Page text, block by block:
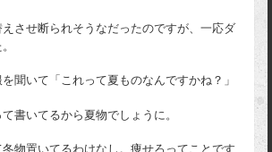
させ断られそうなだったのですが、一応ダ
聞いて「これって夏ものなんですかね？」
書いてるから夏物でしょうに。